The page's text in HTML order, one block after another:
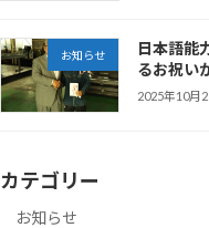
お知らせ
日本語能
るお祝い
2025年10月2
カテゴリー
お知らせ